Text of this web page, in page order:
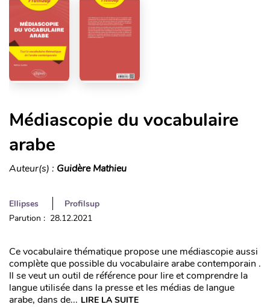
Médiascopie du vocabulaire
arabe
Auteur(s) : Guidère Mathieu
Ellipses
Profilsup
Parution : 28.12.2021
Ce vocabulaire thématique propose une médiascopie aussi
complète que possible du vocabulaire arabe contemporain .
Il se veut un outil de référence pour lire et comprendre la
langue utilisée dans la presse et les médias de langue
arabe, dans de... LIRE LA SUITE